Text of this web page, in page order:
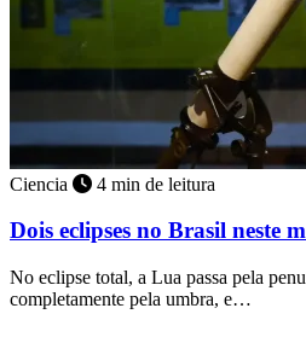
Ciencia 4 min de leitura
Dois eclipses no Brasil neste
No eclipse total, a Lua passa pela
completamente pela umbra, e…